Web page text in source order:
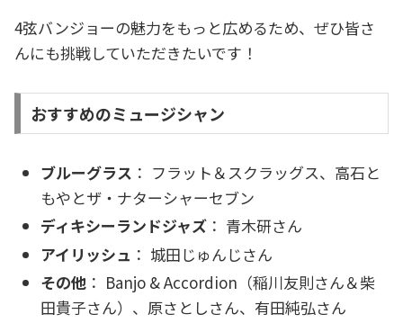
4弦バンジョーの魅力をもっと広めるため、ぜひ皆さ
んにも挑戦していただきたいです！
おすすめのミュージシャン
ブルーグラス ： フラット＆スクラッグス、高石と
もやとザ・ナターシャーセブン
ディキシーランドジャズ ： 青木研さん
アイリッシュ ： 城田じゅんじさん
その他 ： Banjo & Accordion（稲川友則さん＆柴
田貴子さん）、原さとしさん、有田純弘さん